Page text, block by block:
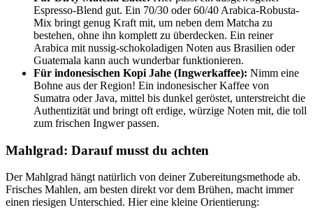
Espresso-Blend gut. Ein 70/30 oder 60/40 Arabica-Robusta-
Mix bringt genug Kraft mit, um neben dem Matcha zu
bestehen, ohne ihn komplett zu überdecken. Ein reiner
Arabica mit nussig-schokoladigen Noten aus Brasilien oder
Guatemala kann auch wunderbar funktionieren.
Für indonesischen Kopi Jahe (Ingwerkaffee): Nimm eine
Bohne aus der Region! Ein indonesischer Kaffee von
Sumatra oder Java, mittel bis dunkel geröstet, unterstreicht die
Authentizität und bringt oft erdige, würzige Noten mit, die toll
zum frischen Ingwer passen.
Mahlgrad: Darauf musst du achten
Der Mahlgrad hängt natürlich von deiner Zubereitungsmethode ab.
Frisches Mahlen, am besten direkt vor dem Brühen, macht immer
einen riesigen Unterschied. Hier eine kleine Orientierung: